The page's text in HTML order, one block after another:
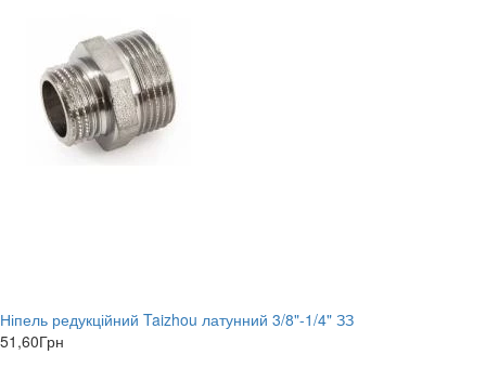
Ніпель редукційний Taizhou латунний 3/8"-1/4" ЗЗ
51,60Грн